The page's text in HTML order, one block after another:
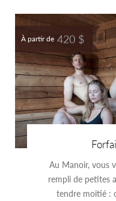
À partir de 420 $
Au Manoir, vous
rempli de petites
tendre moitié :